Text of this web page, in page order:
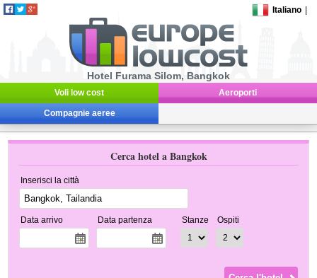
Italiano
Hotel Furama Silom, Bangkok
Voli low cost Aeroporti
Compagnie aeree
Cerca hotel a Bangkok
Inserisci la città
Data arrivo Data partenza Stanze Ospiti